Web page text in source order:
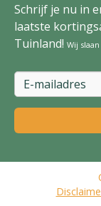
Schrijf je nu in
laatste
Tuinland! Wij